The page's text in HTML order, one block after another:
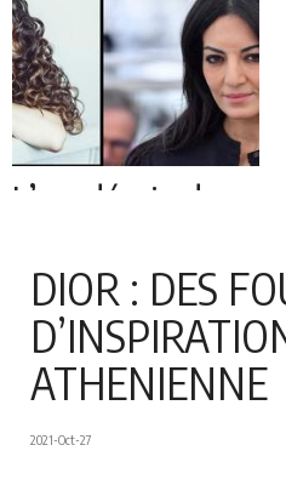
L’académie des
deux nouvelles
marocaines !
DIOR : DES
ATHENIENNE
2021-Oct-27